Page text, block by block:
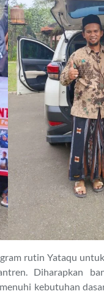
rutin Yataqu
Diharapkan
kebutuhan